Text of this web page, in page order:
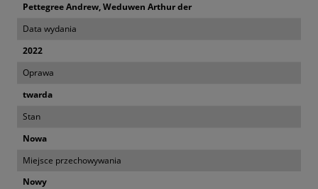
Pettegree Andrew, Weduwen Arthur der
Data wydania
2022
Oprawa
twarda
Stan
Nowa
Miejsce przechowywania
Nowy